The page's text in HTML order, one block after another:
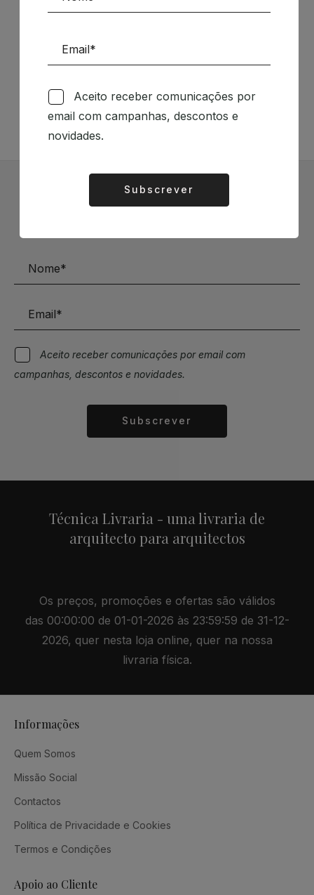
Siga-nos nas Redes Sociais
TÉCNICA LIVRARIA »
Subscrever Newsletter
Aceito receber comunicações por email com
campanhas, descontos e novidades.
Subscrever
Técnica Livraria - uma livraria de
arquitecto para arquitectos
Os preços, promoções e ofertas são válidos
das 00:00:00 de 01-01-2026 às 23:59:59 de 31-12-
2026, quer nesta loja online, quer na nossa
livraria física.
Informações
Quem Somos
Missão Social
Contactos
Política de Privacidade e Cookies
Termos e Condições
Apoio ao Cliente
Aceito receber comunicações por
email com campanhas, descontos e
novidades.
Subscrever